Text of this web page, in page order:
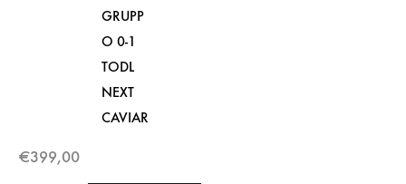
GRUPP
O 0-1
TODL
NEXT
CAVIAR
€399,00